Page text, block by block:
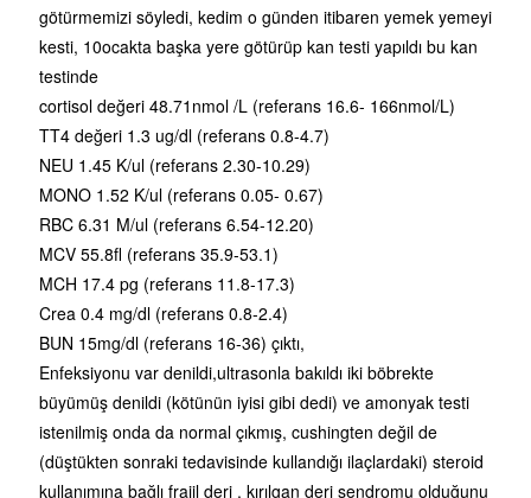
götürmemizi söyledi, kedim o günden itibaren yemek yemeyi
kesti, 10ocakta başka yere götürüp kan testi yapıldı bu kan
testinde
cortisol değeri 48.71nmol /L (referans 16.6- 166nmol/L)
TT4 değeri 1.3 ug/dl (referans 0.8-4.7)
NEU 1.45 K/ul (referans 2.30-10.29)
MONO 1.52 K/ul (referans 0.05- 0.67)
RBC 6.31 M/ul (referans 6.54-12.20)
MCV 55.8fl (referans 35.9-53.1)
MCH 17.4 pg (referans 11.8-17.3)
Crea 0.4 mg/dl (referans 0.8-2.4)
BUN 15mg/dl (referans 16-36) çıktı,
Enfeksiyonu var denildi,ultrasonla bakıldı iki böbrekte
büyümüş denildi (kötünün iyisi gibi dedi) ve amonyak testi
istenilmiş onda da normal çıkmış, cushingten değil de
(düştükten sonraki tedavisinde kullandığı ilaçlardaki) steroid
kullanımına bağlı frajil deri , kırılgan deri sendromu olduğunu